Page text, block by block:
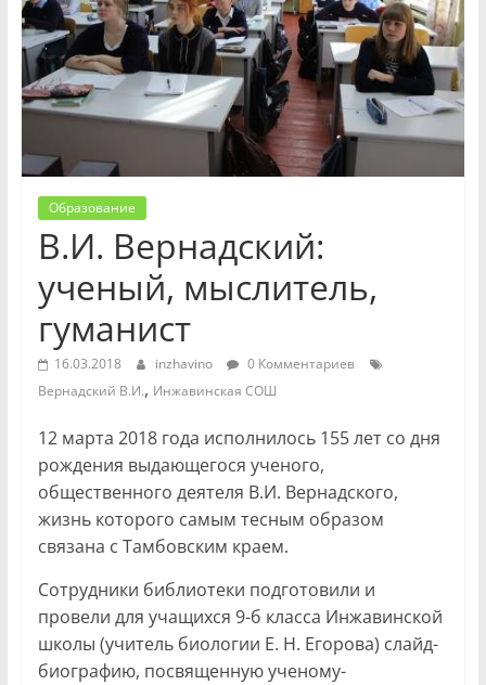
Образование
В.И. Вернадский:
ученый, мыслитель,
гуманист
16.03.2018 inzhavino
0 Комментариев
Вернадский В.И., Инжавинская СОШ
12 марта 2018 года исполнилось 155 лет со дня
рождения выдающегося ученого,
общественного деятеля В.И. Вернадского,
жизнь которого самым тесным образом
связана с Тамбовским краем.
Сотрудники библиотеки подготовили и
провели для учащихся 9-б класса Инжавинской
школы (учитель биологии Е. Н. Егорова) слайд-
биографию, посвященную ученому-